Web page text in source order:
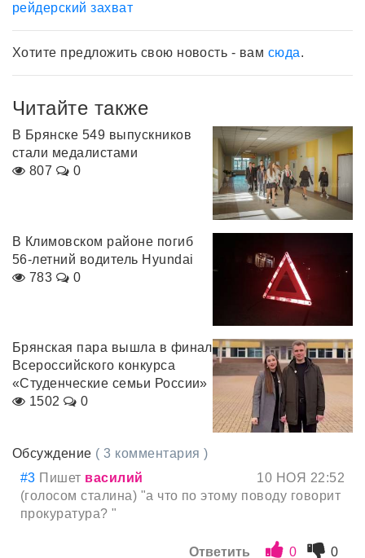
рейдерский захват
Хотите предложить свою новость - вам сюда.
Читайте также
В Брянске 549 выпускников
стали медалистами
807
0
В Климовском районе погиб
56-летний водитель Hyundai
783
0
Брянская пара вышла в финал
Всероссийского конкурса
«Студенческие семьи России»
1502
0
Обсуждение ( 3 комментария )
#3 Пишет василий
10 НОЯ 22:52
(голосом сталина) "а что по этому поводу говорит
прокуратура? "
Ответить 0 0